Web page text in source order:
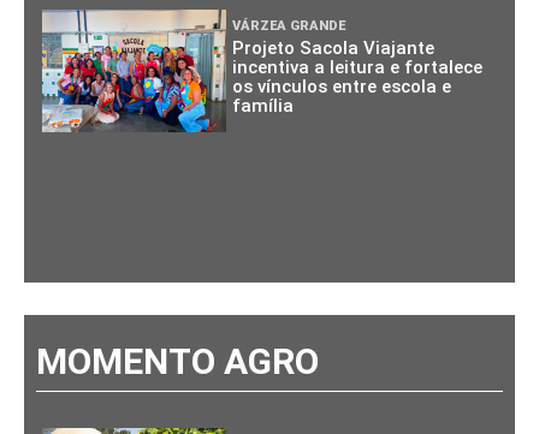
VÁRZEA GRANDE
Projeto Sacola Viajante
incentiva a leitura e fortalece
os vínculos entre escola e
família
MOMENTO AGRO